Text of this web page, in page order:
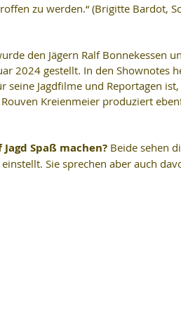
zu werden.“ (Brigitte Bardot,
den Jägern Ralf Bonnekessen
2024 gestellt. In den Shownotes
seine Jagdfilme und Reportagen
Kreienmeier produziert
Jagd Spaß machen? Beide sehen
Sie sprechen aber auch